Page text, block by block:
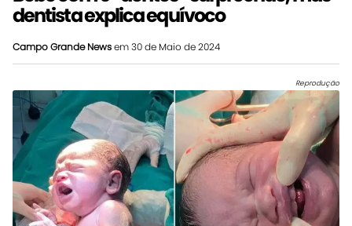
dentista explica equívoco
Campo Grande Newsem 30 de Maio de 2024
Reprodução